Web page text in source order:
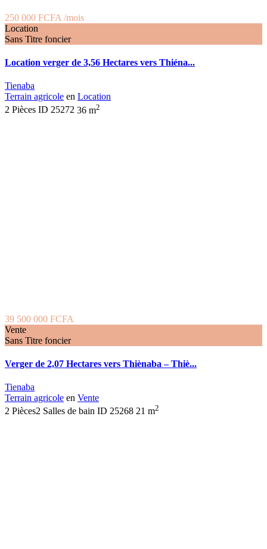
250 000 FCFA /mois
Location
Sans Titre foncier
Location verger de 3,56 Hectares vers Thiéna...
Tienaba
Terrain agricole en Location
2 Pièces ID 25272 36 m2
39 500 000 FCFA
Vente
Sans Titre foncier
Verger de 2,07 Hectares vers Thiènaba – Thiè...
Tienaba
Terrain agricole en Vente
2 Pièces2 Salles de bain ID 25268 21 m2